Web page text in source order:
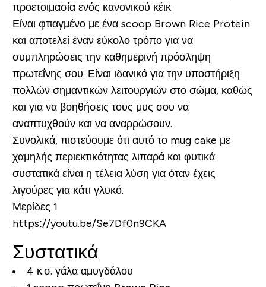
προετοιμασία ενός κανονικού κέικ.
Είναι φτιαγμένο με ένα scoop Brown Rice Protein
και αποτελεί έναν εύκολο τρόπο για να
συμπληρώσεις την καθημερινή πρόσληψη
πρωτεΐνης σου. Είναι ιδανικό για την υποστήριξη
πολλών σημαντικών λειτουργιών στο σώμα, καθώς
και για να βοηθήσεις τους μυς σου να
αναπτυχθούν και να αναρρώσουν.
Συνολικά, πιστεύουμε ότι αυτό το mug cake με
χαμηλής περιεκτικότητας λιπαρά και φυτικά
συστατικά είναι η τέλεια λύση για όταν έχεις
λιγούρες για κάτι γλυκό.
Μερίδες 1
https://youtu.be/Se7Df0n9CKA
Συστατικά
4 κ.σ. γάλα αμυγδάλου